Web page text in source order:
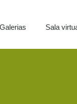
Galerias Sala